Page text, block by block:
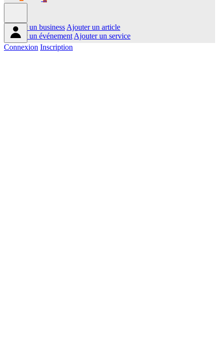
Ajouter un business Ajouter un article
Ajouter un événement Ajouter un service
Connexion Inscription